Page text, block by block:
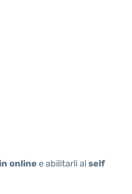
online e abilitarli al self